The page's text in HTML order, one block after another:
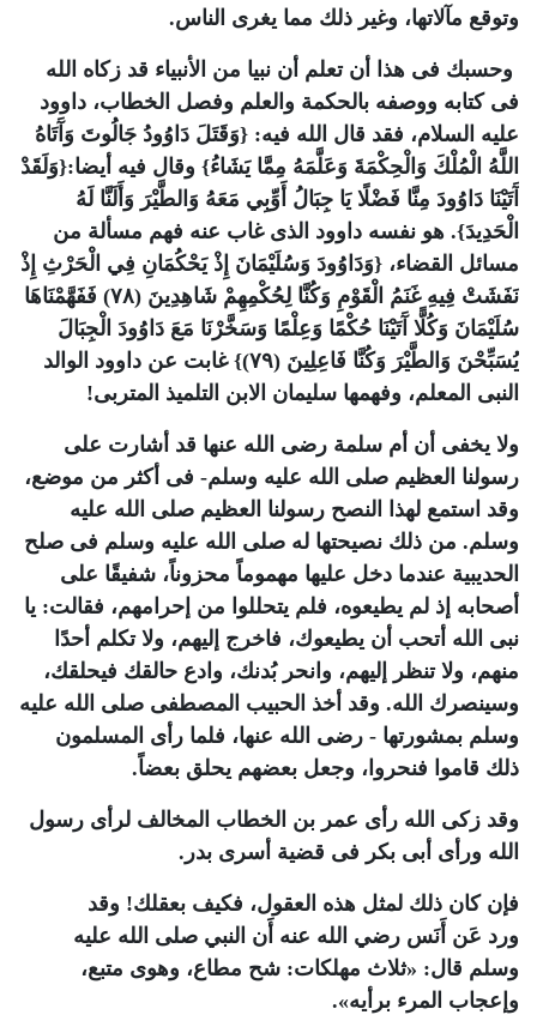
وتوقع مآلاتها، وغير ذلك مما يغرى الناس.
وحسبك فى هذا أن تعلم أن نبيا من الأنبياء قد زكاه الله
فى كتابه ووصفه بالحكمة والعلم وفصل الخطاب، داوود
عليه السلام، فقد قال الله فيه: {وَقَتَلَ دَاوُودُ جَالُوتَ وَآَتَاهُ
اللَّهُ الْمُلْكَ وَالْحِكْمَةَ وَعَلَّمَهُ مِمَّا يَشَاءُ} وقال فيه أيضا:{وَلَقَدْ
آَتَيْنَا دَاوُودَ مِنَّا فَضْلًا يَا جِبَالُ أَوِّبِي مَعَهُ وَالطَّيْرَ وَأَلَنَّا لَهُ
الْحَدِيدَ}. هو نفسه داوود الذى غاب عنه فهم مسألة من
مسائل القضاء، {وَدَاوُودَ وَسُلَيْمَانَ إِذْ يَحْكُمَانِ فِي الْحَرْثِ إِذْ
نَفَشَتْ فِيهِ غَنَمُ الْقَوْمِ وَكُنَّا لِحُكْمِهِمْ شَاهِدِينَ (٧٨) فَفَهَّمْنَاهَا
سُلَيْمَانَ وَكُلًّا آَتَيْنَا حُكْمًا وَعِلْمًا وَسَخَّرْنَا مَعَ دَاوُودَ الْجِبَالَ
يُسَبِّحْنَ وَالطَّيْرَ وَكُنَّا فَاعِلِينَ (٧٩)} غابت عن داوود الوالد
النبى المعلم، وفهمها سليمان الابن التلميذ المتربى!
ولا يخفى أن أم سلمة رضى الله عنها قد أشارت على
رسولنا العظيم صلى الله عليه وسلم- فى أكثر من موضع،
وقد استمع لهذا النصح رسولنا العظيم صلى الله عليه
وسلم. من ذلك نصيحتها له صلى الله عليه وسلم فى صلح
الحديبية عندما دخل عليها مهموماً محزوناً، شفيقًا على
أصحابه إذ لم يطيعوه، فلم يتحللوا من إحرامهم، فقالت: يا
نبى الله أتحب أن يطيعوك، فاخرج إليهم، ولا تكلم أحدًا
منهم، ولا تنظر إليهم، وانحر بُدنك، وادع حالقك فيحلقك،
وسينصرك الله. وقد أخذ الحبيب المصطفى صلى الله عليه
وسلم بمشورتها - رضى الله عنها، فلما رأى المسلمون
ذلك قاموا فنحروا، وجعل بعضهم يحلق بعضاً.
وقد زكى الله رأى عمر بن الخطاب المخالف لرأى رسول
الله ورأى أبى بكر فى قضية أسرى بدر.
فإن كان ذلك لمثل هذه العقول، فكيف بعقلك! وقد
ورد عَن أَنَس رضي الله عنه أَن النبي صلى الله عليه
وسلم قال: «ثلاث مهلكات: شح مطاع، وهوى متبع،
وإعجاب المرء برأيه».